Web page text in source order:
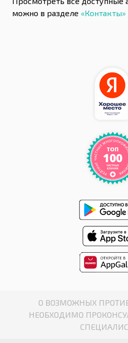
можно в разделе «Контакты»
О ВОЗМОЖНЫХ
НЕОБХОДИМО